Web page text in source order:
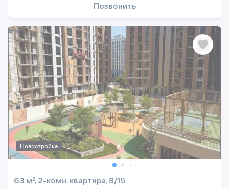
Позвонить
Новостройка
63 м², 2-комн. квартира, 8/15